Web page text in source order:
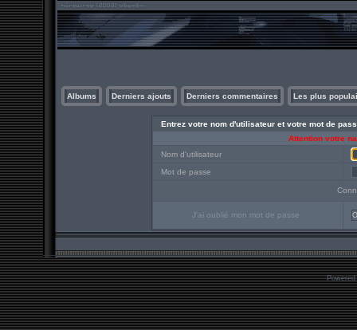
Albums Derniers ajouts Derniers commentaires Les plus
Entrez votre nom d'utilisateur et votre mot de
Attention votre
Nom d'utilisateur
Mot de passe
J'ai oublié mon mot de passe